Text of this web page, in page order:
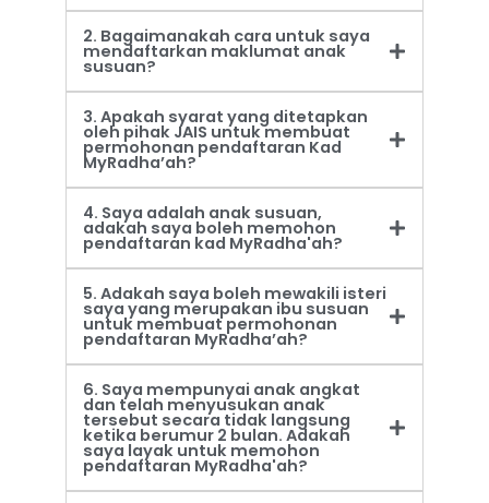
2. Bagaimanakah cara untuk saya
mendaftarkan maklumat anak
susuan?
3. Apakah syarat yang ditetapkan
oleh pihak JAIS untuk membuat
permohonan pendaftaran Kad
MyRadha’ah?
4. Saya adalah anak susuan,
adakah saya boleh memohon
pendaftaran kad MyRadha'ah?
5. Adakah saya boleh mewakili isteri
saya yang merupakan ibu susuan
untuk membuat permohonan
pendaftaran MyRadha’ah?
6. Saya mempunyai anak angkat
dan telah menyusukan anak
tersebut secara tidak langsung
ketika berumur 2 bulan. Adakah
saya layak untuk memohon
pendaftaran MyRadha'ah?